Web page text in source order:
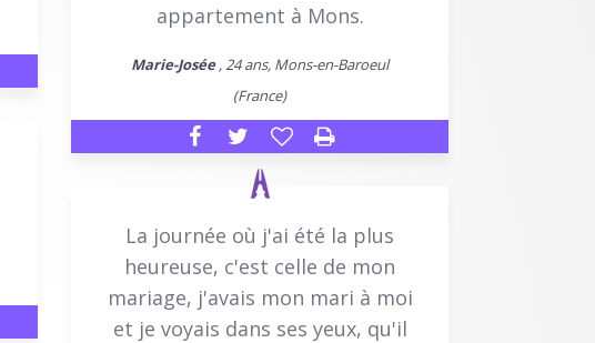
appartement à Mons.
Marie-Josée, 24 ans, Mons-en-Baroeul
(France)
La journée où j'ai été la plus
heureuse, c'est celle de mon
mariage, j'avais mon mari à moi
et je voyais dans ses yeux, qu'il